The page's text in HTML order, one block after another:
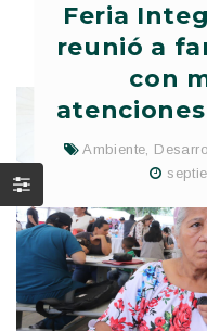
Feria
reunió a
con
Ambiente